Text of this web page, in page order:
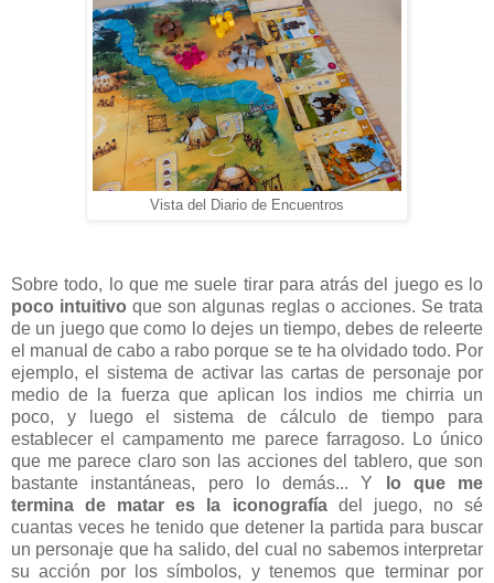
Vista del Diario de Encuentros
Sobre todo, lo que me suele tirar para atrás del juego es lo
poco intuitivo que son algunas reglas o acciones. Se trata
de un juego que como lo dejes un tiempo, debes de releerte
el manual de cabo a rabo porque se te ha olvidado todo. Por
ejemplo, el sistema de activar las cartas de personaje por
medio de la fuerza que aplican los indios me chirria un
poco, y luego el sistema de cálculo de tiempo para
establecer el campamento me parece farragoso. Lo único
que me parece claro son las acciones del tablero, que son
bastante instantáneas, pero lo demás... Y
lo que me
termina de matar es la iconografíadel juego, no sé
cuantas veces he tenido que detener la partida para buscar
un personaje que ha salido, del cual no sabemos interpretar
su acción por los símbolos, y tenemos que terminar por